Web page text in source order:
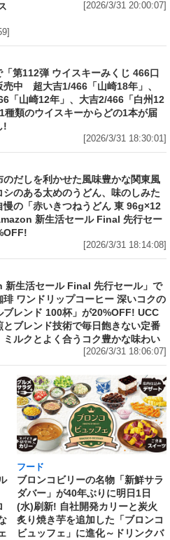
[2026/3/31 20:00:07]
第112弾 ウイスキーみくじ 466口
売中 超大吉1/466「山崎18年」、
「山崎12年」、大吉2/466「白州12
種類のウイスキーからどの1本が届
!
[2026/3/31 18:30:01]
のだしを利かせた風味豊かな関東風
シのある太めのうどん、味のしみた
慢の「赤いきつねうどん 東 96g×12
新生活セール Final 先行セー
[2026/3/31 18:14:08]
新生活セール Final 先行セール」で
琲 ワンドリップコーヒー 深いコクの
ブレンド 100杯」が20%OFF! UCC
とブレンド技術で毎日飽きない定番
ミルクとよく合うコク豊かな味わい
[2026/3/31 18:06:07]
フード
ブロンコビリーの名物「新鮮サラ
ダバー」が40年ぶりに明日1日
(水)刷新! 自社開発カリーと炭火
炙り焼き芋を追加した「ブロンコ
ビュッフェ」に進化～ドリンクバ